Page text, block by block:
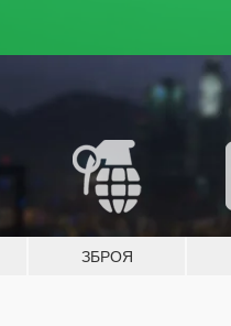
ЗБРОЯ